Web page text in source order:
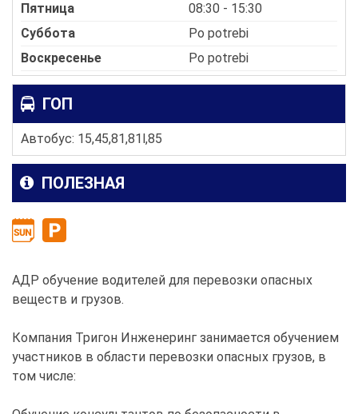
Пятница
08:30 - 15:30
Суббота
Po potrebi
Воскресенье
Po potrebi
ГОП
Автобус: 15,45,81,81l,85
ПОЛЕЗНАЯ
АДР обучение водителей для перевозки опасных
веществ и грузов.
Компания Тригон Инженеринг занимается обучением
участников в области перевозки опасных грузов, в
том числе: